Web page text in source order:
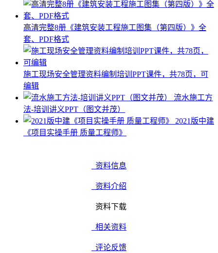
高清完整8册《建筑安装工程施工图集（第四版）》全
套、PDF格式
施工现场安全管理资料编制培训PPT课件，共78页，可
编辑
流水施工方
法-培训讲义PPT（图文并茂）
2021版中建
《项目实操手册 质量工程师》
资料信息
资料介绍
资料下载
相关资料
评论反馈